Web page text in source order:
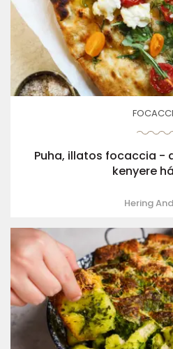
Puha, illatos focaccia -
kenyere
Hering